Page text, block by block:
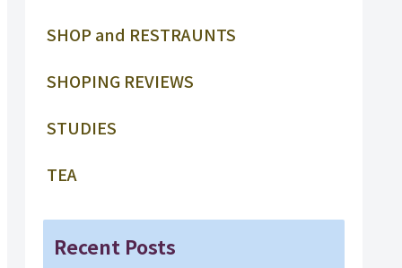
SHOP and RESTRAUNTS
SHOPING REVIEWS
STUDIES
TEA
Recent Posts